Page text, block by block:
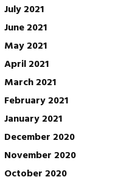
July 2021
June 2021
May 2021
April 2021
March 2021
February 2021
January 2021
December 2020
November 2020
October 2020